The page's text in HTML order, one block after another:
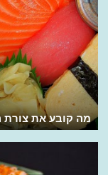
מה קובע את צורת